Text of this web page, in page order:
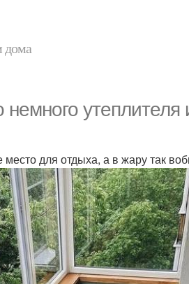
дома
утеплителя
для отдыха, а в жару так